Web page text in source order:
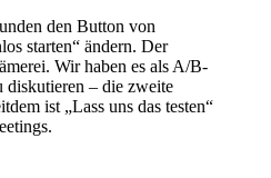
den Button von
starten“ ändern. Der
Wir haben es als A/B-
diskutieren – die zweite
ist „Lass uns das testen“